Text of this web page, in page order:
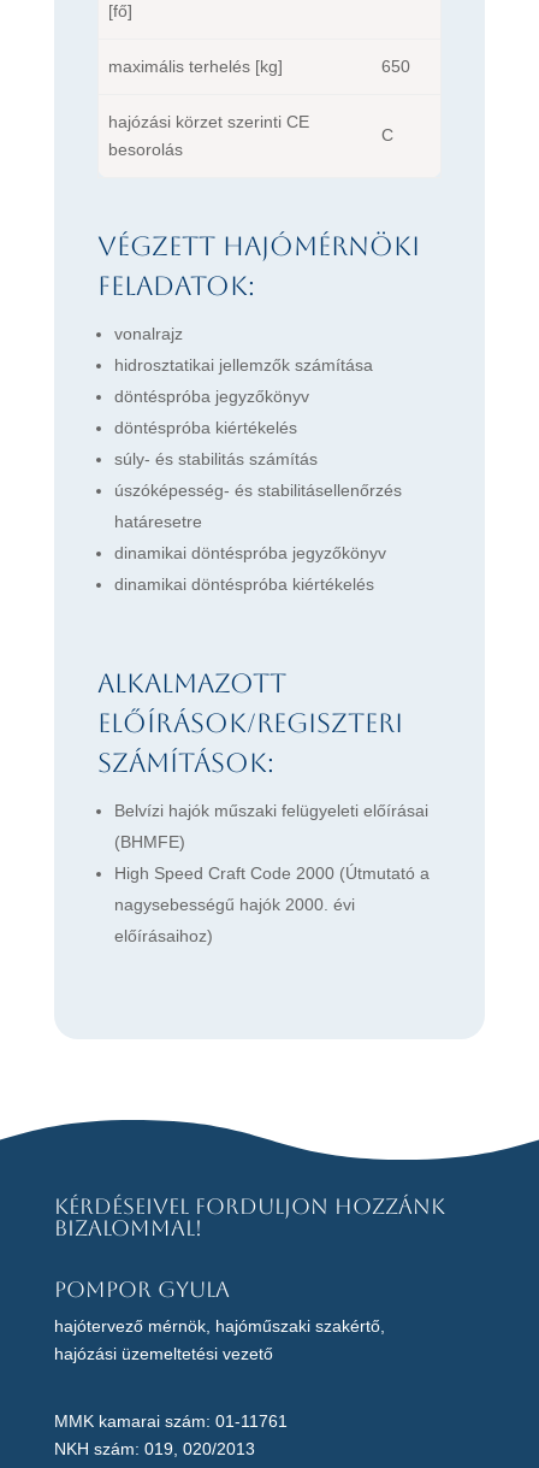
[fő]
maximális terhelés [kg] 650
hajózási körzet szerinti CE
besorolás
C
Végzett hajómérnöki
feladatok:
vonalrajz
hidrosztatikai jellemzők számítása
döntéspróba jegyzőkönyv
döntéspróba kiértékelés
súly- és stabilitás számítás
úszóképesség- és stabilitásellenőrzés
határesetre
dinamikai döntéspróba jegyzőkönyv
dinamikai döntéspróba kiértékelés
Alkalmazott
előírások/regiszteri
számítások:
Belvízi hajók műszaki felügyeleti előírásai
(BHMFE)
High Speed Craft Code 2000 (Útmutató a
nagysebességű hajók 2000. évi
előírásaihoz)
Kérdéseivel forduljon hozzánk
bizalommal!
Pompor Gyula
hajótervező mérnök, hajóműszaki szakértő,
hajózási üzemeltetési vezető
MMK kamarai szám: 01-11761
NKH szám: 019, 020/2013